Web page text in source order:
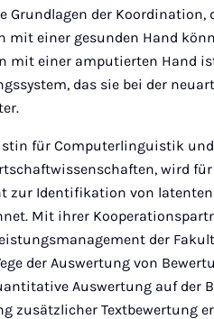
der Koordination,
mit einer gesunden Hand
mit einer amputierten Hand
das sie bei der
für Computerlinguistik
wird
zur Identifikation von latenten
Mit ihrer
der
der Auswertung von
Auswertung auf der
zusätzlicher Textbewertung